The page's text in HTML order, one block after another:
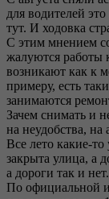
для водителей
тут. И ходовка
С этим мнением
жалуются работы
возникают как к
примеру, есть
занимаются
Зачем снимать и
на неудобства, на
Все лето какие-
закрыта улица, а
а дороги так и нет.
По официальной